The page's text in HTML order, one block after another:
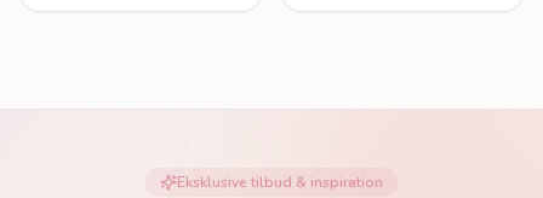
Eksklusive tilbud & inspiration